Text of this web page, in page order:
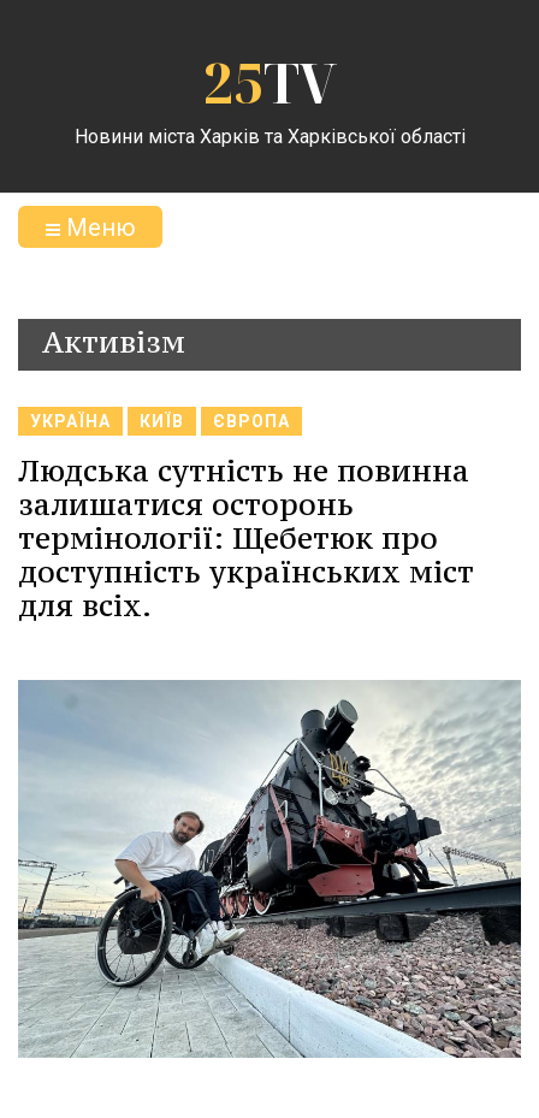
25TV
Новини міста Харків та Харківської області
Меню
Активізм
УКРАЇНА КИЇВ ЄВРОПА
Людська сутність не повинна
залишатися осторонь
термінології: Щебетюк про
доступність українських міст
для всіх.